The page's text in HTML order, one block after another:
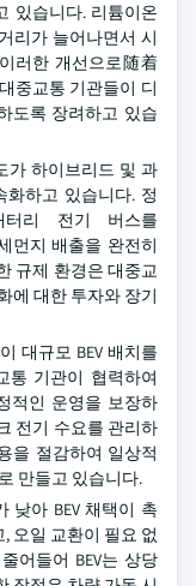
있습니다. 리튬이온
리가 늘어나면서 시
러한 개선으로随着
중교통 기관들이 디
도록 장려하고 있습
가 하이브리드 및 과
화하고 있습니다. 정
리 전기 버스를
먼지 배출을 완전히
규제 환경은 대중교
에 대한 투자와 장기
대규모 BEV 배치를
통 기관이 협력하여
적인 운영을 보장하
전기 수요를 관리하
을 절감하여 일상적
만들고 있습니다.
낮아 BEV 채택이 촉
오일 교환이 필요 없
어들어 BEV는 상당